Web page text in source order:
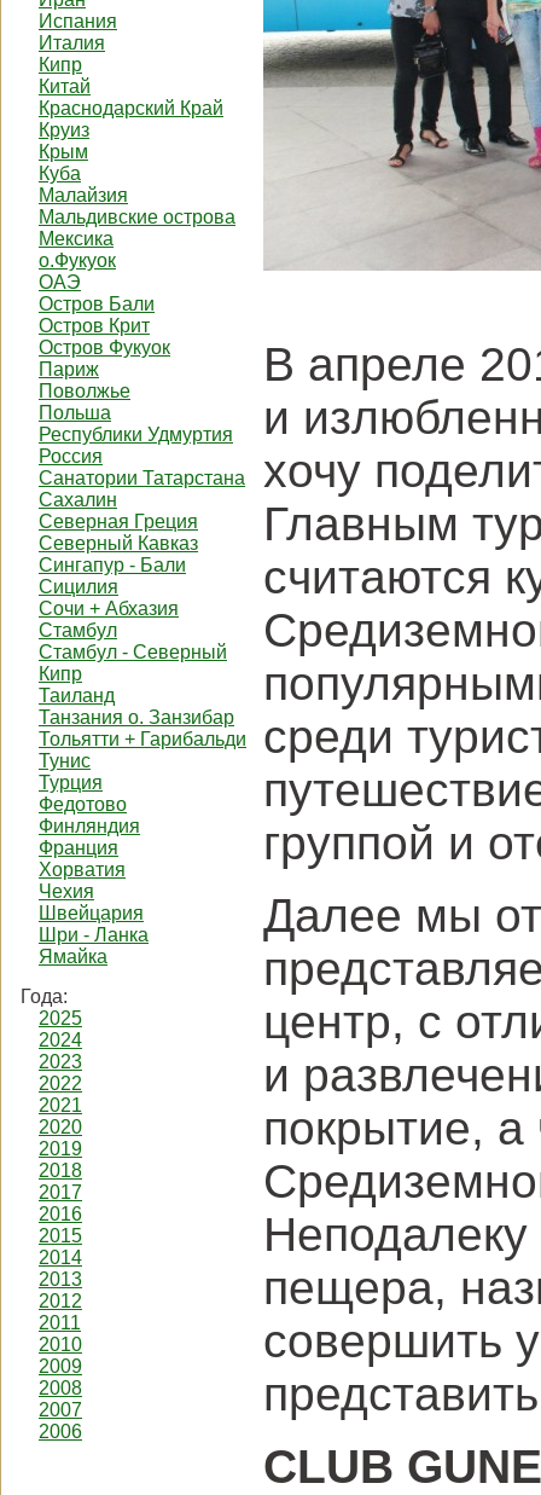
Испания
Италия
Кипр
Китай
Краснодарский Край
Круиз
Крым
Куба
Малайзия
Мальдивские острова
Мексика
о.Фукуок
ОАЭ
Остров Бали
Остров Крит
Остров Фукуок
Париж
Поволжье
Польша
Республики Удмуртия
Россия
Санатории Татарстана
Сахалин
Северная Греция
Северный Кавказ
Сингапур - Бали
Сицилия
Сочи + Абхазия
Стамбул
Стамбул - Северный
Кипр
Таиланд
Танзания о. Занзибар
Тольятти + Гарибальди
Тунис
Турция
Федотово
Финляндия
Франция
Хорватия
Чехия
Швейцария
Шри - Ланка
Ямайка
Года:
2025
2024
2023
2022
2021
2020
2019
2018
2017
2016
2015
2014
2013
2012
2011
2010
2009
2008
2007
2006
В апреле
и
хочу
Главным
считаются
среди
группой и
Далее мы
центр, с
и
покрытие,
Неподалеку
пещера,
совершить
CLUB